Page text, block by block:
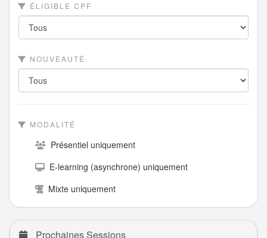
ÉLIGIBLE CPF
NOUVEAUTÉ
MODALITÉ
Présentiel uniquement
E-learning (asynchrone) uniquement
Mixte uniquement
Prochaines Sessions